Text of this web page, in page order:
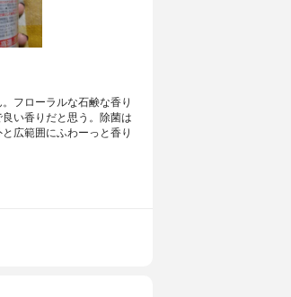
フローラルな石鹸な香り
い香りだと思う。除菌は
広範囲にふわーっと香り